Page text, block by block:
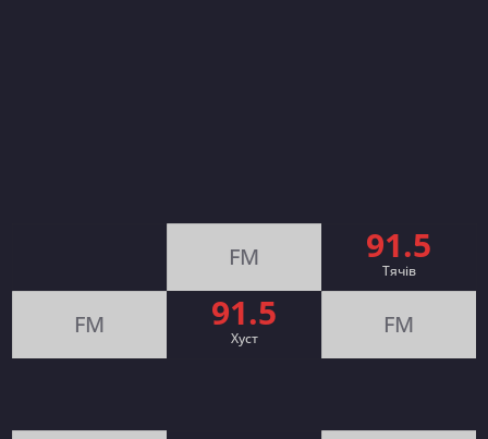
FM 91.5
Тячів
FM 91.5
Хуст FM